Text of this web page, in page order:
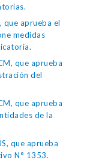
que aprueba el
medidas
que aprueba
del
que aprueba
de la
que aprueba
N° 1353.